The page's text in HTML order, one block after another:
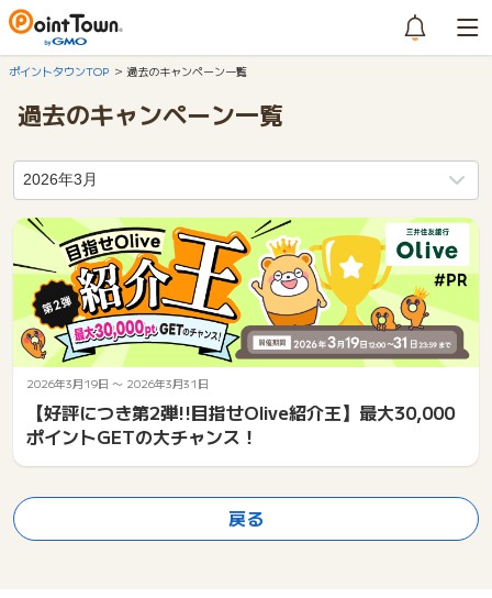
ポイントタウンTOP 過去のキャンペーン一覧
過去のキャンペーン一覧
2026年3月19日 〜 2026年3月31日
【好評につき第2弾!!目指せOlive紹介王】最大30,000
ポイントGETの大チャンス！
戻る